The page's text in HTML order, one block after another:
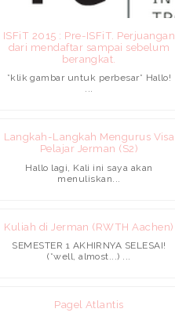
ISFiT 2015 : Pre-ISFiT. Perjuangan
dari mendaftar sampai sebelum
berangkat.
*klik gambar untuk perbesar* Hallo!
...
Langkah-Langkah Mengurus Visa
Pelajar Jerman (S2)
Hallo lagi, Kali ini saya akan
menuliskan...
Kuliah di Jerman (RWTH Aachen)
SEMESTER 1 AKHIRNYA SELESAI!
(*well, almost...) ...
Pagel Atlantis